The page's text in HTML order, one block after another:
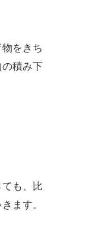
をきち
積み下
も、比
ます。